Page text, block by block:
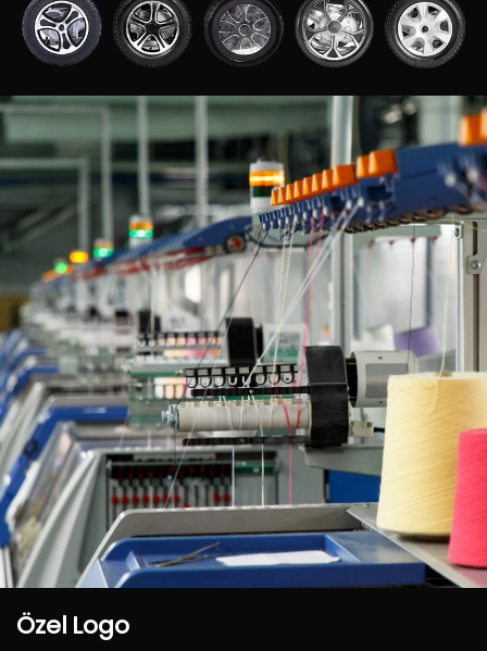
Özel Logo